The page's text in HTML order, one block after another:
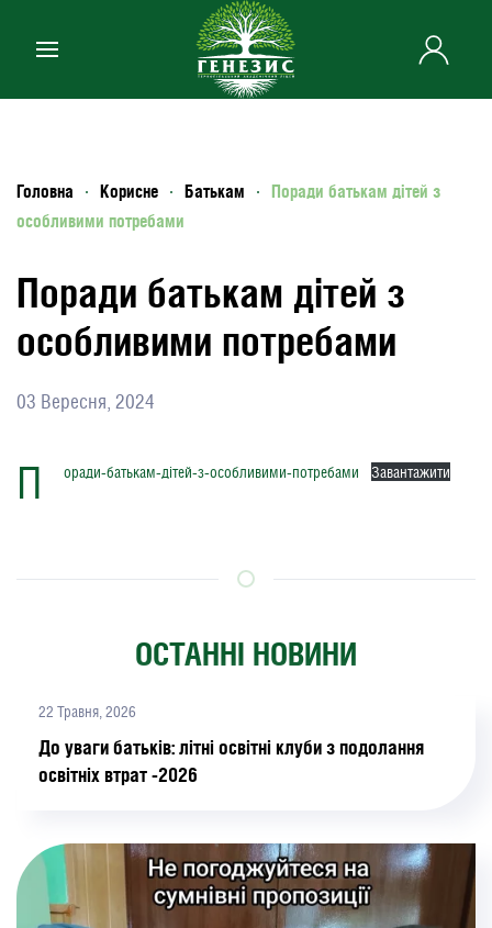
Skip to main content
Головна Корисне Батькам
Поради батькам дітей з
особливими потребами
Поради батькам дітей з
особливими потребами
03 Вересня, 2024
П оради-батькам-дітей-з-особливими-потребами Завантажити
ОСТАННІ НОВИНИ
22 Травня, 2026
До уваги батьків: літні освітні клуби з подолання
освітніх втрат -2026